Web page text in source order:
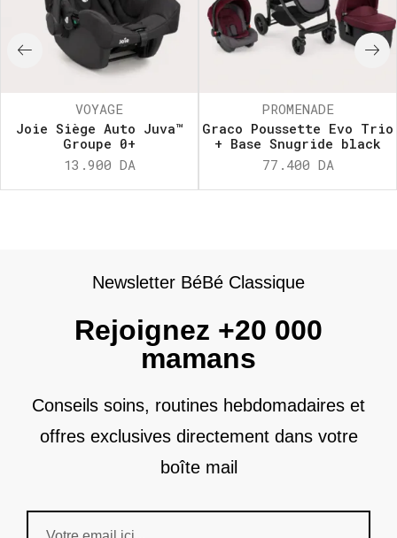
VOYAGE
Joie Siège Auto Juva™
Groupe 0+
13.900 DA
PROMENADE
Graco Poussette Evo Trio
+ Base Snugride black
77.400 DA
Newsletter BéBé Classique
Rejoignez +20 000
mamans
Conseils soins, routines hebdomadaires et
offres exclusives directement dans votre
boîte mail